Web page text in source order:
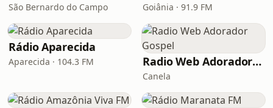
São Bernardo do Campo Goiânia · 91.9 FM
Rádio Aparecida
Aparecida · 104.3 FM Radio Web Adorador Gospel
Canela